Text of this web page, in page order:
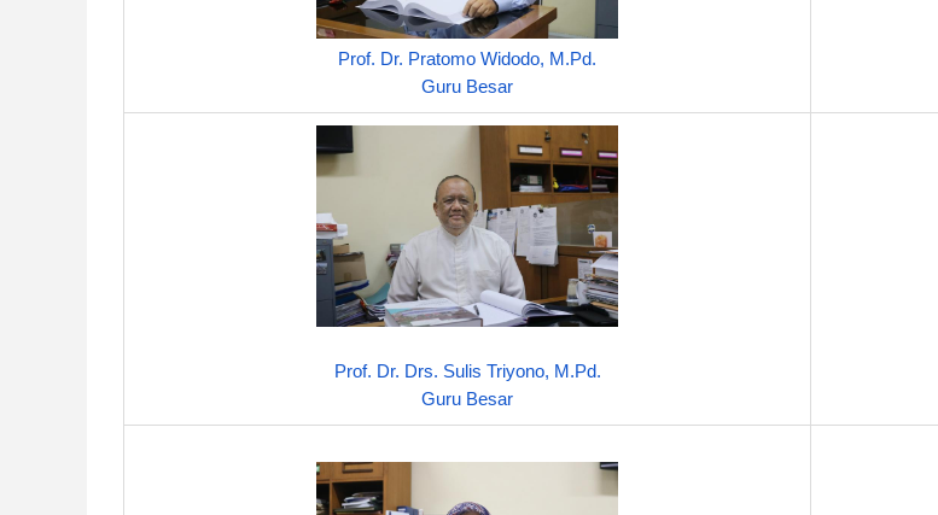
Prof. Dr. Pratomo Widodo, M.Pd.
Guru Besar
Prof. Dr. Drs. Sulis Triyono, M.Pd.
Guru Besar